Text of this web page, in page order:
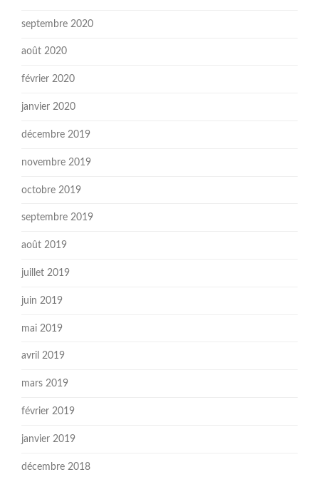
septembre 2020
août 2020
février 2020
janvier 2020
décembre 2019
novembre 2019
octobre 2019
septembre 2019
août 2019
juillet 2019
juin 2019
mai 2019
avril 2019
mars 2019
février 2019
janvier 2019
décembre 2018